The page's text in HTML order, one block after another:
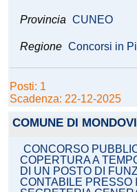
Provincia CUNEO
Regione Concorsi in
Posti: 1
Scadenza: 22-12-2025
COMUNE DI
CONCORSO
COPERTURA A
DI UN POSTO DI
CONTABILE PRESSO